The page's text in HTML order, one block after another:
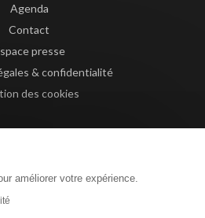
Agenda
Contact
presse
& confidentialité
des cookies
améliorer votre expérience.